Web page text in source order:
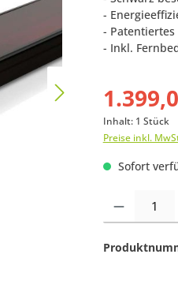
-
- Patentiertes
- Inkl.
Inhalt: 1 Stück
Preise inkl.
Sofort
Produkt